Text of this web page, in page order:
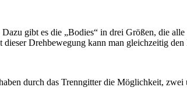
gibt es die „Bodies“ in drei Größen, die
Drehbewegung kann man gleichzeitig
durch das Trenngitter die Möglichkeit, zwei